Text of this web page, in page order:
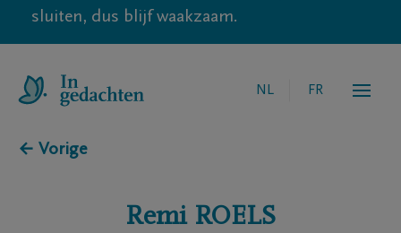
sluiten, dus blijf waakzaam.
NL FR
← Vorige
Remi ROELS